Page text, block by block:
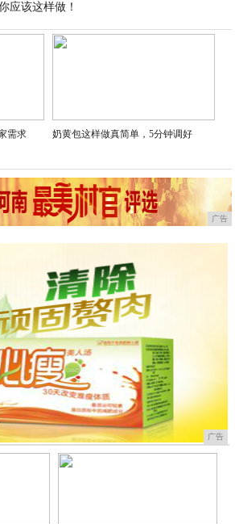
应该这样做！
2020-05-13
需求 奶黄包这样做真简单，5分钟调好
广告
广告